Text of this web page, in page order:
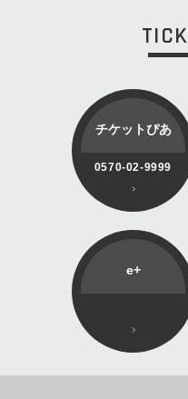
チケットぴあ
0570-02-9999
e+